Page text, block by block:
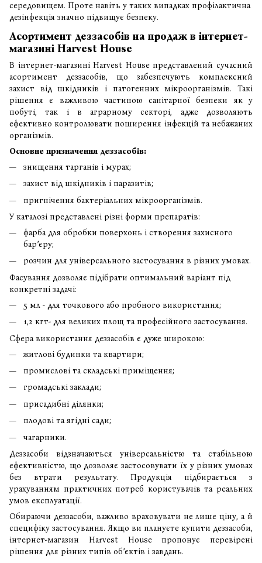
середовищем. Проте навіть у таких випадках профілактична
дезінфекція значно підвищує безпеку.
Асортимент деззасобів на продаж в інтернет-
магазині Harvest House
В інтернет-магазиніHarvest Houseпредставлений сучасний
асортимент деззасобів, що забезпечують комплексний
захист від шкідників і патогенних мікроорганізмів. Такі
рішення є важливою частиною санітарної безпеки як у
побуті, так і в аграрному секторі, адже дозволяють
ефективно контролювати поширення інфекцій та небажаних
організмів.
Основне призначення деззасобів:
знищення тарганів і мурах;
захист від шкідників і паразитів;
пригнічення бактеріальних мікроорганізмів.
У каталозі представлені різні форми препаратів:
фарба для обробки поверхонь і створення захисного
бар’єру;
розчин для універсального застосування в різних умовах.
Фасування дозволяє підібрати оптимальний варіант під
конкретні задачі:
5 мл - для точкового або пробного використання;
1,2 кгт- для великих площ та професійного застосування.
Сфера використання деззасобів є дуже широкою:
житлові будинки та квартири;
промислові та складські приміщення;
громадські заклади;
присадибні ділянки;
плодові та ягідні сади;
чагарники.
Деззасоби відзначаються універсальністю та стабільною
ефективністю, що дозволяє застосовувати їх у різних умовах
без втрати результату. Продукція підбирається з
урахуванням практичних потреб користувачів та реальних
умов експлуатації.
Обираючи деззасоби, важливо враховувати не лише ціну, а й
специфіку застосування. Якщо ви плануєте купити деззасоби,
інтернет-магазин Harvest House пропонує перевірені
рішення для різних типів об’єктів і завдань.